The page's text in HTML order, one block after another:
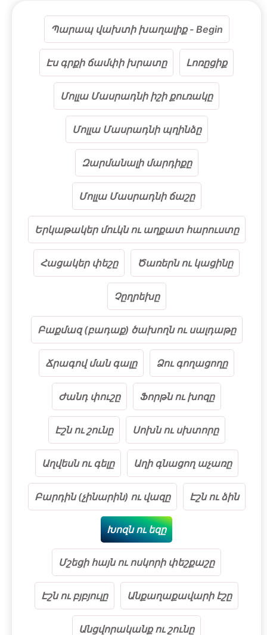
Պարապ վախտի խաղալիք - Begin
Էս գրքի ճամփի խրատը Լոռըցիք
Մոլլա Մասրադնի իշի քուռակը
Մոլլա Մասրադնի պղինձը
Զարմանալի մարդիքը
Մոլլա Մասրադնի ճաշը
Երկաթակեր մուկն ու աղքատ հարուստը
Հացակեր փեշը Ծառերն ու կացինը
Չըղրեխը
Բաքմազ (բադաք) ծախողն ու սալդաթը
Ճրագով ման գալը Ձու գողացողը
Ժանդ փուշը Ֆորթն ու խոզը
Էշն ու շունը Սոխն ու սխտորը
Աղվեսն ու գելը Աղի գնացող աչառը
Բարդին (չինարին) ու վազը Էշն ու ձին
Խոզն ու եզը
Մշեցի հայն ու ոսկորի փեշքաշը
Էշն ու բյբյուլը Անքաղաքավարի էշը
Անցվորականք ու շունը